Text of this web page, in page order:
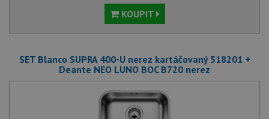
KOUPIT
SET Blanco SUPRA 400-U nerez kartáčovaný 518201 +
Deante NEO LUNO BOC B720 nerez